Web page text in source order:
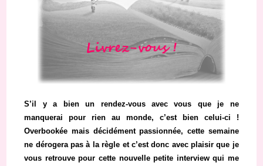
S’il y a bien un rendez-vous avec vous que je ne
manquerai pour rien au monde, c’est bien celui-ci !
Overbookée mais décidément passionnée, cette semaine
ne dérogera pas à la règle et c’est donc avec plaisir que je
vous retrouve pour cette nouvelle petite interview qui me